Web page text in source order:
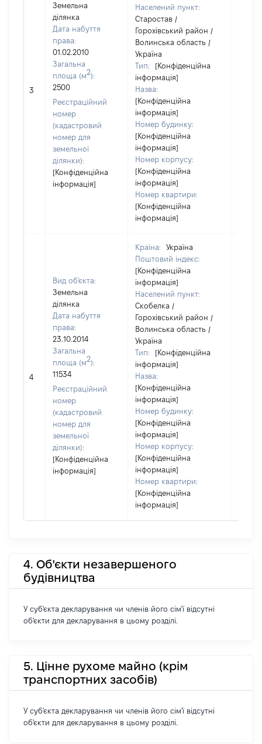
3
Земельна
ділянка
Дата набуття
права:
01.02.2010
Загальна
площа (м2):
2500
Реєстраційний
номер
(кадастровий
номер для
земельної
ділянки):
[Конфіденційна
інформація]
Населений пункт:
Старостав /
Горохівський район /
Волинська область /
Україна
Тип:
[Конфіденційна
інформація]
Назва:
[Конфіденційна
інформація]
Номер будинку:
[Конфіденційна
інформація]
Номер корпусу:
[Конфіденційна
інформація]
Номер квартири:
[Конфіденційна
інформація]
4
Вид об'єкта:
Земельна
ділянка
Дата набуття
права:
23.10.2014
Загальна
площа (м2):
11534
Реєстраційний
номер
(кадастровий
номер для
земельної
ділянки):
[Конфіденційна
інформація]
Країна:
Україна
Поштовий індекс:
[Конфіденційна
інформація]
Населений пункт:
Скобелка /
Горохівський район /
Волинська область /
Україна
Тип:
[Конфіденційна
інформація]
Назва:
[Конфіденційна
інформація]
Номер будинку:
[Конфіденційна
інформація]
Номер корпусу:
[Конфіденційна
інформація]
Номер квартири:
[Конфіденційна
інформація]
4. Об'єкти незавершеного
будівництва
У суб'єкта декларування чи членів його сім'ї відсутні
об'єкти для декларування в цьому розділі.
5. Цінне рухоме майно (крім
транспортних засобів)
У суб'єкта декларування чи членів його сім'ї відсутні
об'єкти для декларування в цьому розділі.